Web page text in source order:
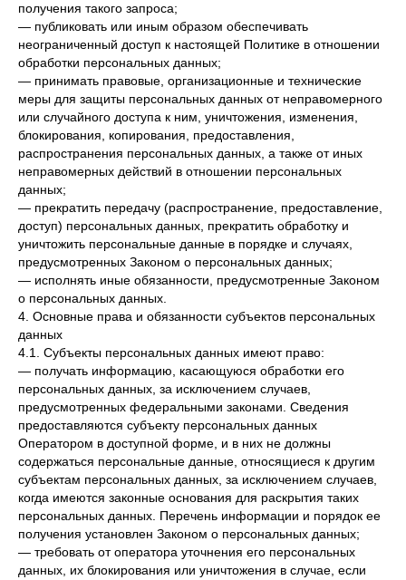
получения такого запроса;
— публиковать или иным образом обеспечивать
неограниченный доступ к настоящей Политике в отношении
обработки персональных данных;
— принимать правовые, организационные и технические
меры для защиты персональных данных от неправомерного
или случайного доступа к ним, уничтожения, изменения,
блокирования, копирования, предоставления,
распространения персональных данных, а также от иных
неправомерных действий в отношении персональных
данных;
— прекратить передачу (распространение, предоставление,
доступ) персональных данных, прекратить обработку и
уничтожить персональные данные в порядке и случаях,
предусмотренных Законом о персональных данных;
— исполнять иные обязанности, предусмотренные Законом
о персональных данных.
4. Основные права и обязанности субъектов персональных
данных
4.1. Субъекты персональных данных имеют право:
— получать информацию, касающуюся обработки его
персональных данных, за исключением случаев,
предусмотренных федеральными законами. Сведения
предоставляются субъекту персональных данных
Оператором в доступной форме, и в них не должны
содержаться персональные данные, относящиеся к другим
субъектам персональных данных, за исключением случаев,
когда имеются законные основания для раскрытия таких
персональных данных. Перечень информации и порядок ее
получения установлен Законом о персональных данных;
— требовать от оператора уточнения его персональных
данных, их блокирования или уничтожения в случае, если